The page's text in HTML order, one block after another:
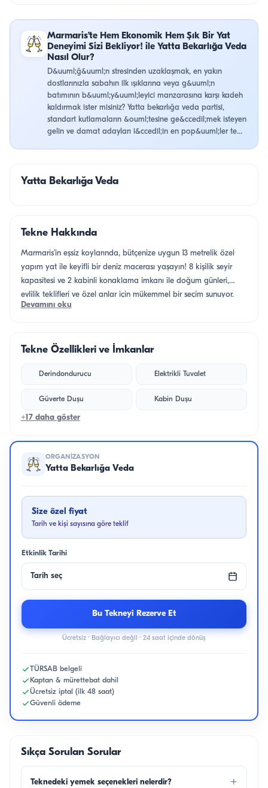
Marmaris’te Hem Ekonomik Hem Şık Bir Yat
Deneyimi Sizi Bekliyor! ile Yatta Bekarlığa Veda
Nasıl Olur?
D&uuml;ğ&uuml;n stresinden uzaklaşmak, en yakın
dostlarınızla sabahın ilk ışıklarına veya g&uuml;n
batımının b&uuml;y&uuml;leyici manzarasına karşı kadeh
kaldırmak ister misiniz? Yatta bekarlığa veda partisi,
standart kutlamaların &ouml;tesine ge&ccedil;mek isteyen
gelin ve damat adayları i&ccedil;in en pop&uuml;ler te...
Yatta Bekarlığa Veda
Tekne Hakkında
Marmaris’in eşsiz koylarında, bütçenize uygun 13 metrelik özel
yapım yat ile keyifli bir deniz macerası yaşayın! 8 kişilik seyir
kapasitesi ve 2 kabinli konaklama imkanı ile doğum günleri,
evlilik teklifleri ve özel anlar için mükemmel bir seçim sunuyor.
Müzik sistemi, geniş güneşlenme alanları ve yüzme platformu ile
tatil deneyimi yaşayın!
Devamını oku
Tekne Özellikleri ve İmkanlar
Derindondurucu Elektrikli Tuvalet
Güverte Duşu Kabin Duşu
+17 daha göster
ORGANIZASYON
Yatta Bekarlığa Veda
Size özel fiyat
Tarih ve kişi sayısına göre teklif
Etkinlik Tarihi
Tarih seç
Bu Tekneyi Rezerve Et
Ücretsiz · Bağlayıcı değil · 24 saat içinde dönüş
TÜRSAB belgeli
Kaptan & mürettebat dahil
Ücretsiz iptal (ilk 48 saat)
Güvenli ödeme
Sıkça Sorulan Sorular
Teknedeki yemek seçenekleri nelerdir? +